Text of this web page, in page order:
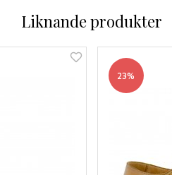
Liknande produkter
23%